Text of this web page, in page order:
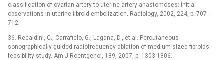
classification of ovarian artery to uterine artery anastomoses: initial
observations in uterine fibroid embolization. Radiology, 2002, 224, p. 707-
712.
36. Recaldini, C., Carrafielo, G., Lagana, D., et al. Percutaneous
sonographically guided radiofrequency ablation of medium-sized fibroids:
feasibility study. Am J Roentgenol, 189, 2007, p. 1303-1306.